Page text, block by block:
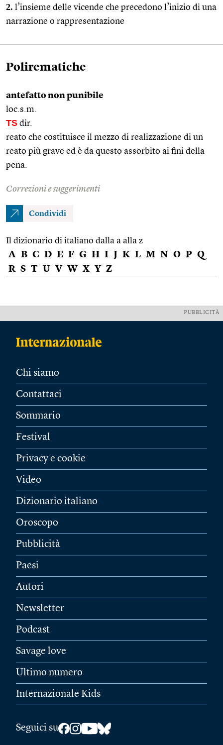
2. l’insieme delle vicende che precedono l’inizio di una
narrazione o rappresentazione
Polirematiche
antefatto non punibile
loc.s.m.
TS dir.
reato che costituisce il mezzo di realizzazione di un
reato più grave ed è da questo assorbito ai fini della
pena.
Correzioni e suggerimenti
Condividi
Il dizionario di italiano dalla a alla z
A B C D E F G H I J K L M N O P Q
R S T U V W X Y Z
PUBBLICITÀ
Chi siamo
Contattaci
Sommario
Festival
Privacy e cookie
Video
Dizionario italiano
Oroscopo
Pubblicità
Paesi
Autori
Newsletter
Podcast
Savage love
Ultimo numero
Internazionale Kids
Seguici su